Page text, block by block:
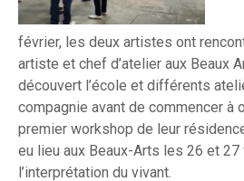
février, les deux artistes ont
artiste et chef d’atelier aux Beaux
découvert l’école et différents
compagnie avant de commencer à
premier workshop de leur
eu lieu aux Beaux-Arts les 26 et
l’interprétation du vivant.